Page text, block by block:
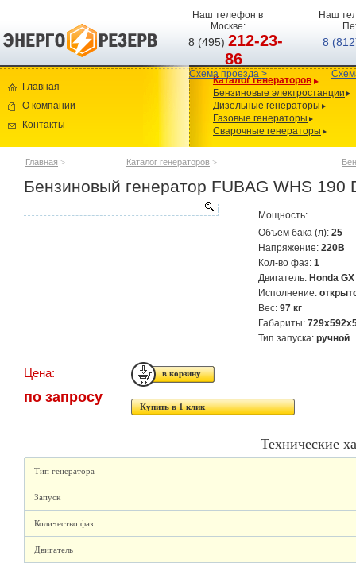
Наш телефон в
Москве:
8 (495)212-23-
86
Схема проезда >
Наш
8
Главная
О компании
Контакты
Каталог генераторов
Бензиновые электростанции
Дизельные генераторы
Газовые генераторы
Сварочные генераторы
Главная > Каталог генераторов >
Бензиновый генератор FUBAG WHS 190
Мощность:
Объем бака (л): 25
Напряжение: 220В
Кол-во фаз: 1
Двигатель: Honda
Исполнение:
Вес: 97 кг
Габариты:
Тип запуска: ручной
Цена:
по запросу
Купить в 1 клик
Технические
Тип генератора
Запуск
Количество фаз
Двигатель